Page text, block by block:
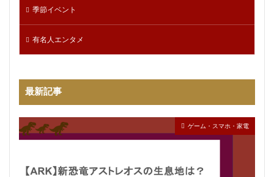
季節イベント
有名人エンタメ
最新記事
ゲーム・スマホ・家電